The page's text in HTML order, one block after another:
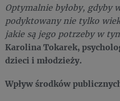
Optymalnie byłoby, gdyby
podyktowany nie tylko
jakie są jego potrzeby w
Karolina Tokarek,
dzieci i młodzieży.
Wpływ środków